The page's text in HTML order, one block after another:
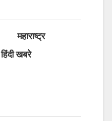
महाराष्ट्र
हिंदी खबरे